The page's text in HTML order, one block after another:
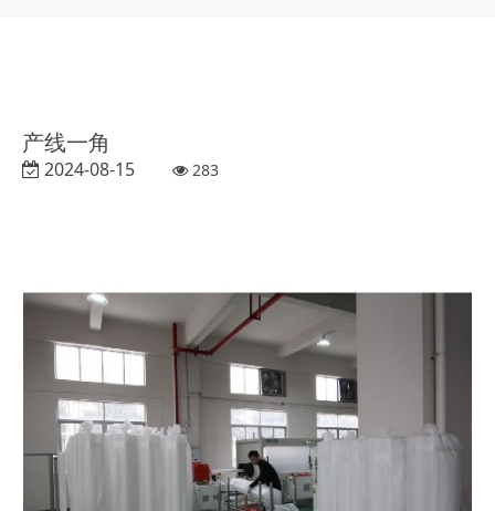
产线一角
2024-08-15 283